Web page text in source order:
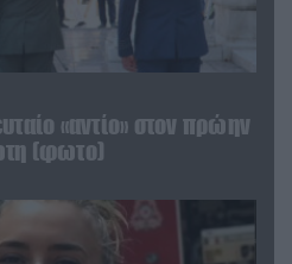
«αντίο» στον πρώην
(φωτο)